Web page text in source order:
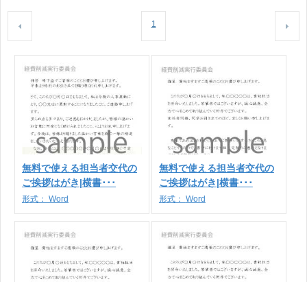
1
無料で使える担当者交代の
ご挨拶はがき|横書･･･
形式： Word
無料で使える担当者交代の
ご挨拶はがき|横書･･･
形式： Word